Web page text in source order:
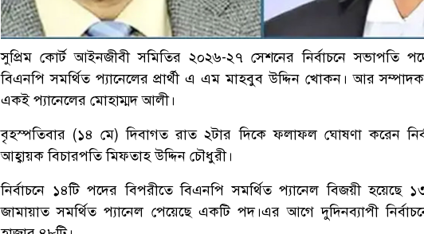
সুপ্রিম কোর্ট আইনজীবী সমিতির ২০২৬-২৭ সেশনের নির্বাচনে সভাপতি
বিএনপি সমর্থিত প্যানেলের প্রার্থী এ এম মাহবুব উদ্দিন খোকন। আর সম্পাদক
একই প্যানেলের মোহাম্মদ আলী।
বৃহস্পতিবার (১৪ মে) দিবাগত রাত ২টার দিকে ফলাফল ঘোষণা করেন
আহ্বায়ক বিচারপতি মিফতাহ উদ্দিন চৌধুরী।
নির্বাচনে ১৪টি পদের বিপরীতে বিএনপি সমর্থিত প্যানেল বিজয়ী হয়েছে
জামায়াত সমর্থিত প্যানেল পেয়েছে একটি পদ।এর আগে দুদিনব্যাপী